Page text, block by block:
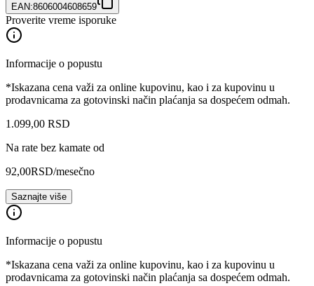
EAN:8606004608659
Proverite vreme isporuke
Informacije o popustu
*Iskazana cena važi za online kupovinu, kao i za kupovinu u
prodavnicama za gotovinski način plaćanja sa dospećem odmah.
1.099,00 RSD
Na rate bez kamate od
92,00RSD/mesečno
Saznajte više
Informacije o popustu
*Iskazana cena važi za online kupovinu, kao i za kupovinu u
prodavnicama za gotovinski način plaćanja sa dospećem odmah.